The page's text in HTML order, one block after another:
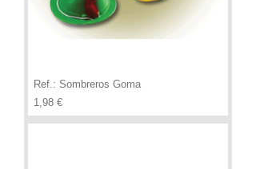
Ref.: Sombreros Goma
Precio
1,98 €